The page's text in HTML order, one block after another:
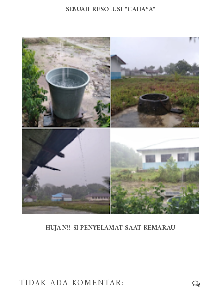
SEBUAH RESOLUSI "CAHAYA"
HUJAN!! SI PENYELAMAT SAAT KEMARAU
TIDAK ADA KOMENTAR: